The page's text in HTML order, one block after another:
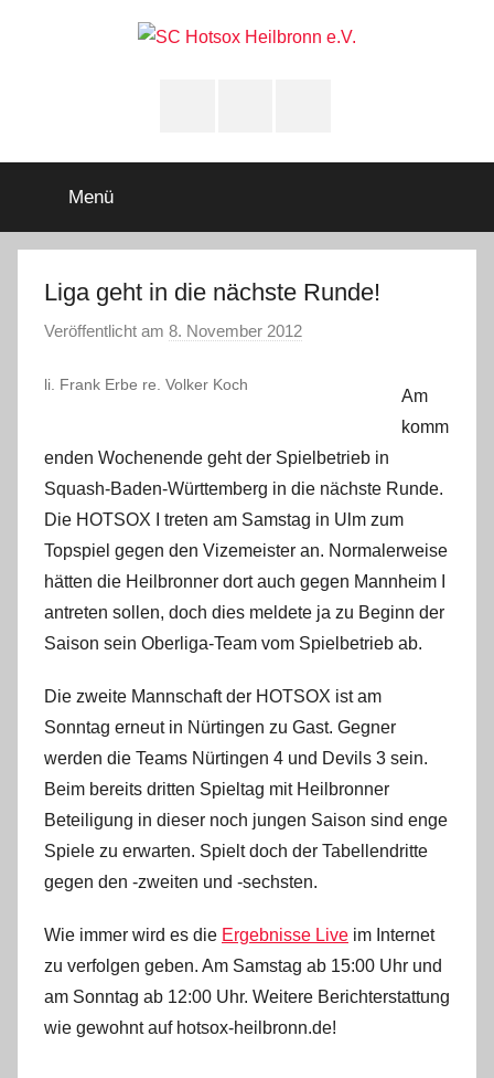
Heilbronn
e.V.
Menü
Liga geht in die nächste Runde!
Veröffentlicht am 8. November 2012
n
li. Frank Erbe re. Volker Koch
Am
komm
enden Wochenende geht der Spielbetrieb in
Squash-Baden-Württemberg in die nächste Runde.
Die HOTSOX I treten am Samstag in Ulm zum
Topspiel gegen den Vizemeister an. Normalerweise
hätten die Heilbronner dort auch gegen Mannheim I
antreten sollen, doch dies meldete ja zu Beginn der
Saison sein Oberliga-Team vom Spielbetrieb ab.
Die zweite Mannschaft der HOTSOX ist am
Sonntag erneut in Nürtingen zu Gast. Gegner
werden die Teams Nürtingen 4 und Devils 3 sein.
Beim bereits dritten Spieltag mit Heilbronner
Beteiligung in dieser noch jungen Saison sind enge
Spiele zu erwarten. Spielt doch der Tabellendritte
gegen den -zweiten und -sechsten.
Wie immer wird es die Ergebnisse Live im Internet
zu verfolgen geben. Am Samstag ab 15:00 Uhr und
am Sonntag ab 12:00 Uhr. Weitere Berichterstattung
wie gewohnt auf hotsox-heilbronn.de!